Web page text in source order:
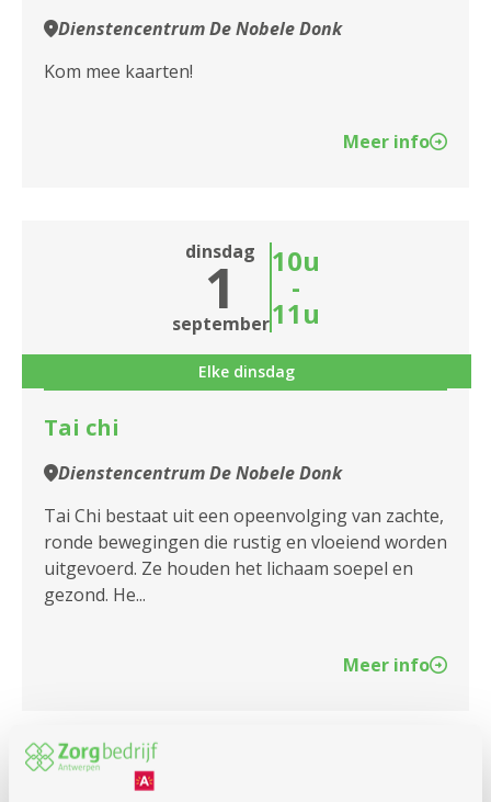
Dienstencentrum De Nobele Donk
Kom mee kaarten!
Meer info
dinsdag
1
september
10u
-
11u
Elke dinsdag
Tai chi
Dienstencentrum De Nobele Donk
Tai Chi bestaat uit een opeenvolging van zachte,
ronde bewegingen die rustig en vloeiend worden
uitgevoerd. Ze houden het lichaam soepel en
gezond. He...
Meer info